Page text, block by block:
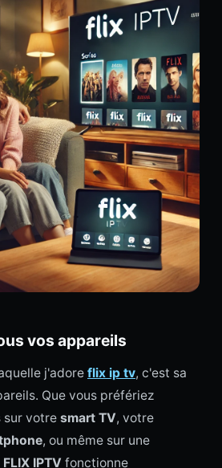
vos appareils
j'adore flix ip tv, c'est sa
Que vous préfériez
sur votre smart TV, votre
, ou même sur une
IPTV fonctionne